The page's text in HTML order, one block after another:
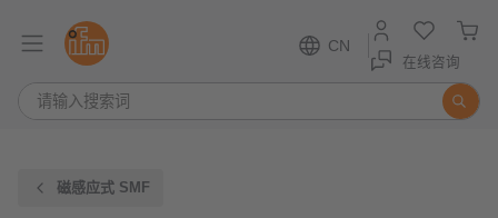
CN
在线咨询
磁感应式 SMF